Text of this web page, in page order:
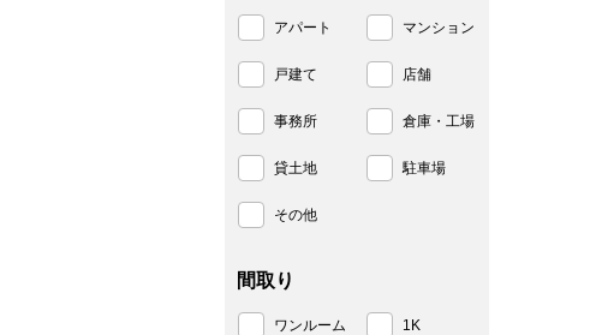
アパート マンション
戸建て 店舗
事務所 倉庫・工場
貸土地 駐車場
その他
間取り
ワンルーム 1K